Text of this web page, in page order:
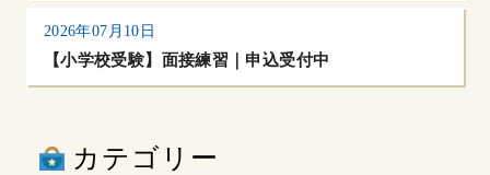
2026年07月10日
【小学校受験】面接練習｜申込受付中
カテゴリー